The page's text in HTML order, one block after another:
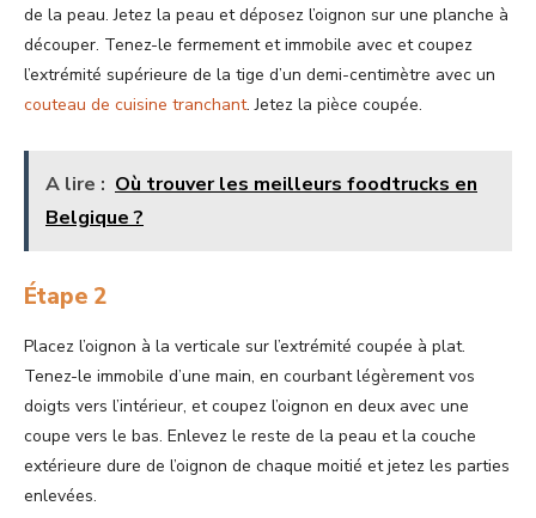
de la peau. Jetez la peau et déposez l’oignon sur une planche à
découper. Tenez-le fermement et immobile avec et coupez
l’extrémité supérieure de la tige d’un demi-centimètre avec un
couteau de cuisine tranchant. Jetez la pièce coupée.
A lire : Où trouver les meilleurs foodtrucks en
Belgique ?
Étape 2
Placez l’oignon à la verticale sur l’extrémité coupée à plat.
Tenez-le immobile d’une main, en courbant légèrement vos
doigts vers l’intérieur, et coupez l’oignon en deux avec une
coupe vers le bas. Enlevez le reste de la peau et la couche
extérieure dure de l’oignon de chaque moitié et jetez les parties
enlevées.